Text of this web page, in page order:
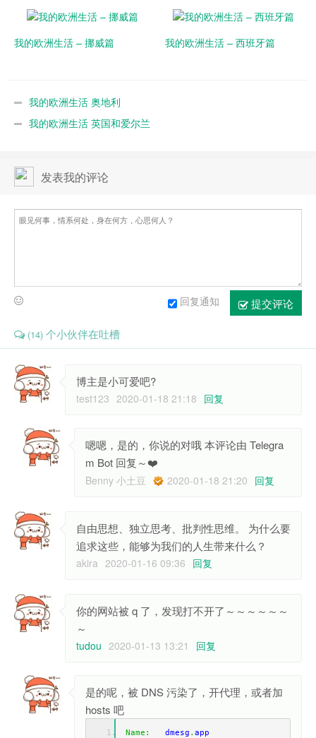
我的欧洲生活 – 挪威篇 我的欧洲生活 – 西班牙篇
我的欧洲生活 奥地利
我的欧洲生活 英国和爱尔兰
发表我的评论
提交评论
回复通知
(14) 个小伙伴在吐槽
博主是小可爱吧?
test123 2020-01-18 21:18 回复
嗯嗯，是的，你说的对哦 本评论由 Telegra
m Bot 回复～❤️
Benny 小土豆 2020-01-18 21:20 回复
自由思想、独立思考、批判性思维。 为什么要
追求这些，能够为我们的人生带来什么？
akira 2020-01-16 09:36 回复
你的网站被 q 了，发现打不开了～～～～～～
～
tudou 2020-01-13 13:21 回复
是的呢，被 DNS 污染了，开代理，或者加
hosts 吧
Name :
   dmesg
. app